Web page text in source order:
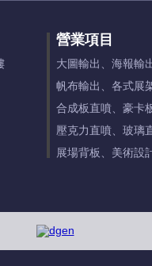
營業項目
大圖輸出、海報輸
帆布輸出、各式展
合成板直噴、豪卡
壓克力直噴、玻璃
展場背板、美術設